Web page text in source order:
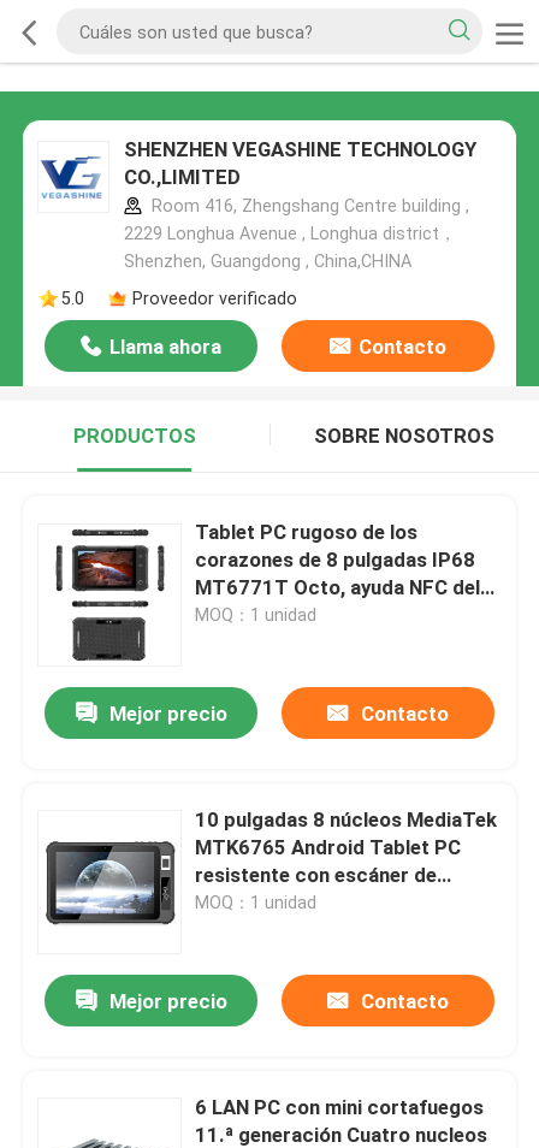
SHENZHEN VEGASHINE TECHNOLOGY
CO.,LIMITED
Room 416, Zhengshang Centre building ,
2229 Longhua Avenue , Longhua district，
Shenzhen, Guangdong , China,CHINA
5.0
Proveedor verificado
Llama ahora Contacto
PRODUCTOS SOBRE NOSOTROS
Tablet PC rugoso de los
corazones de 8 pulgadas IP68
MT6771T Octo, ayuda NFC del
escáner del código de barras de
MOQ：1 unidad
Mejor precio Contacto
10 pulgadas 8 núcleos MediaTek
MTK6765 Android Tablet PC
resistente con escáner de
huellas dactilares NFC
MOQ：1 unidad
Mejor precio Contacto
6 LAN PC con mini cortafuegos
11.ª generación Cuatro nucleos